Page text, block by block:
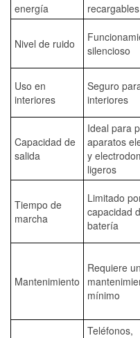
energía
recargables
Nivel de ruido
silencioso
Uso en
interiores
Seguro
interiores
Capacidad de
salida
Ideal para
aparatos
y
ligeros
Tiempo de
marcha
Limitado
capacidad
batería
Mantenimiento
Requiere un
mínimo
Teléfonos,